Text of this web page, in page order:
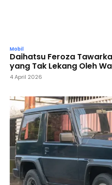
Mobil
Daihatsu Feroza
yang Tak Lekang Oleh
4 April 2026